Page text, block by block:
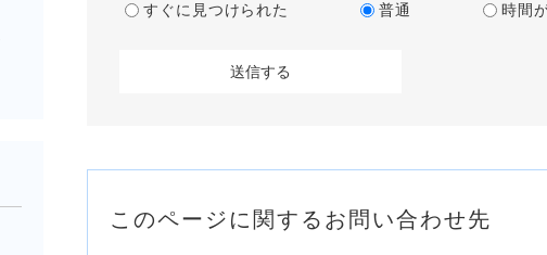
すぐに見つけられた
普通 時間
このページに関するお問い合わせ先